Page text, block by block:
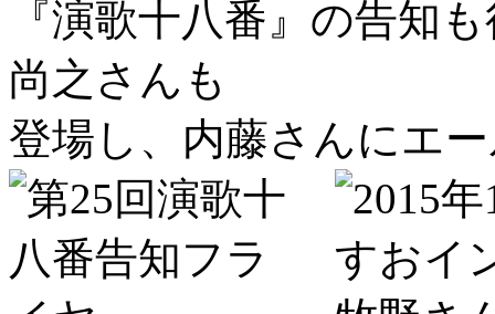
『演歌十八番』の告知
尚之さんも
登場し、内藤さんにエ